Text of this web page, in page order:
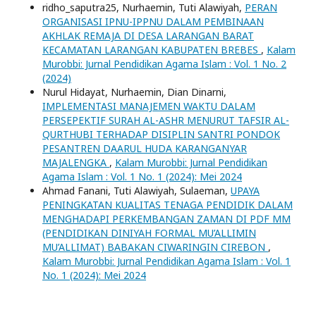
ridho_saputra25, Nurhaemin, Tuti Alawiyah, PERAN
ORGANISASI IPNU-IPPNU DALAM PEMBINAAN
AKHLAK REMAJA DI DESA LARANGAN BARAT
KECAMATAN LARANGAN KABUPATEN BREBES , Kalam
Murobbi: Jurnal Pendidikan Agama Islam : Vol. 1 No. 2
(2024)
Nurul Hidayat, Nurhaemin, Dian Dinarni,
IMPLEMENTASI MANAJEMEN WAKTU DALAM
PERSEPEKTIF SURAH AL-ASHR MENURUT TAFSIR AL-
QURTHUBI TERHADAP DISIPLIN SANTRI PONDOK
PESANTREN DAARUL HUDA KARANGANYAR
MAJALENGKA , Kalam Murobbi: Jurnal Pendidikan
Agama Islam : Vol. 1 No. 1 (2024): Mei 2024
Ahmad Fanani, Tuti Alawiyah, Sulaeman, UPAYA
PENINGKATAN KUALITAS TENAGA PENDIDIK DALAM
MENGHADAPI PERKEMBANGAN ZAMAN DI PDF MM
(PENDIDIKAN DINIYAH FORMAL MU’ALLIMIN
MU’ALLIMAT) BABAKAN CIWARINGIN CIREBON ,
Kalam Murobbi: Jurnal Pendidikan Agama Islam : Vol. 1
No. 1 (2024): Mei 2024